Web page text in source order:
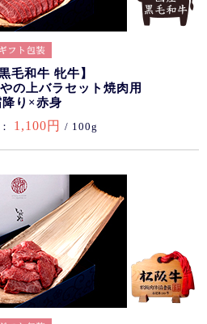
毛和牛 牝牛】
の上バラセット焼肉用
降り×赤身
1,100円 / 100g